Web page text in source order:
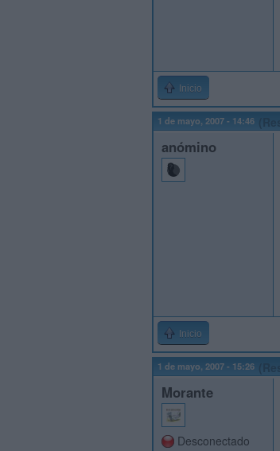
Inicio
1 de mayo, 2007 - 14:46
anómino
Inicio
1 de mayo, 2007 - 15:26
Morante
Desconectado